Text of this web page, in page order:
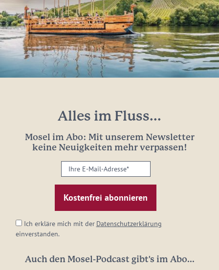
Alles im Fluss...
Mosel im Abo: Mit unserem Newsletter
keine Neuigkeiten mehr verpassen!
Ihre
E-
Mail-
Adresse:
Ich erkläre mich mit der Datenschutzerklärung
einverstanden.
Auch den Mosel-Podcast gibt's im Abo...